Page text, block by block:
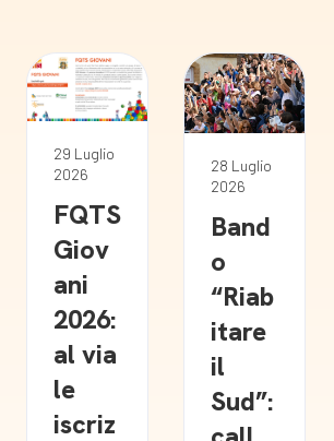
29 Luglio
2026
FQTS
Giov
ani
2026:
al via
le
iscriz
28 Luglio
2026
Band
o
“Riab
itare
il
Sud”: